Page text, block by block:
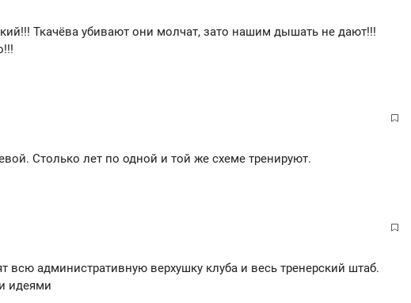
Ткачёва убивают они молчат, зато нашим дышать не дают!!!
Столько лет по одной и той же схеме тренируют.
всю административную верхушку клуба и весь тренерский штаб.
идеями